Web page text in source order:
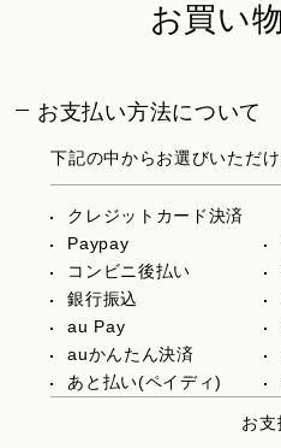
お買い
お支払い方法について
下記の中からお選びいただけ
クレジットカード決済
Paypay
コンビニ後払い
銀行振込
au Pay
auかんたん決済
あと払い(ペイディ)
お